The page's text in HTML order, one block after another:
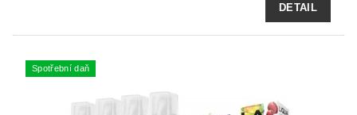
DETAIL
Spotřební daň